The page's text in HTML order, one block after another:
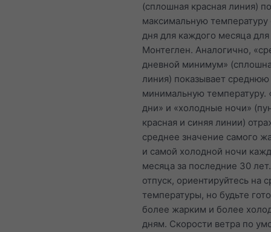
(сплошная красная линия)
максимальную температуру
дня для каждого месяца
Монтеглен. Аналогично,
дневной минимум»
линия) показывает среднюю
минимальную температуру.
дни» и «холодные ночи»
красная и синяя линии)
среднее значение самого
и самой холодной ночи
месяца за последние 30
отпуск, ориентируйтесь на
температуры, но будьте
более жарким и более
дням. Скорости ветра по